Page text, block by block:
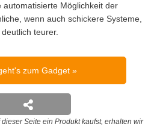
automatisierte Möglichkeit der
wenn auch schickere Systeme,
teurer.
zum Gadget
Seite ein Produkt kaufst, erhalten wir